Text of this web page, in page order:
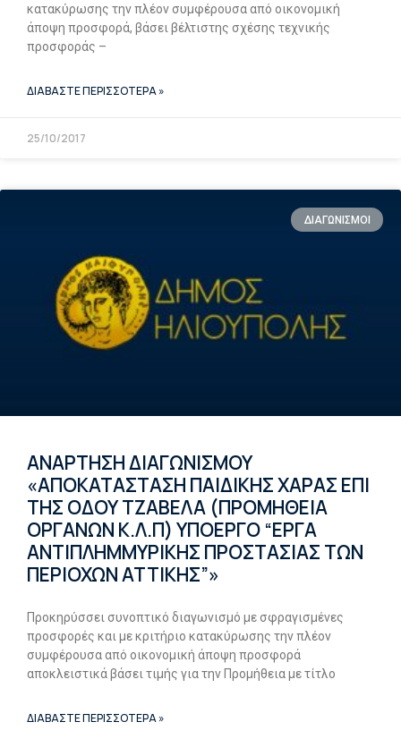
κατακύρωσης την πλέον συμφέρουσα από οικονομική
άποψη προσφορά, βάσει βέλτιστης σχέσης τεχνικής
προσφοράς –
ΔΙΑΒΑΣΤΕ ΠΕΡΙΣΣΟΤΕΡΑ »
25/10/2017
ΔΙΑΓΩΝΙΣΜΟΙ
ΑΝΑΡΤΗΣΗ ΔΙΑΓΩΝΙΣΜΟΥ
«ΑΠΟΚΑΤΑΣΤΑΣΗ ΠΑΙΔΙΚΗΣ ΧΑΡΑΣ ΕΠΙ
ΤΗΣ ΟΔΟΥ ΤΖΑΒΕΛΑ (ΠΡΟΜΗΘΕΙΑ
ΟΡΓΑΝΩΝ Κ.Λ.Π) ΥΠΟΕΡΓΟ “ΕΡΓΑ
ΑΝΤΙΠΛΗΜΜΥΡΙΚΗΣ ΠΡΟΣΤΑΣΙΑΣ ΤΩΝ
ΠΕΡΙΟΧΩΝ ΑΤΤΙΚΗΣ”»
Προκηρύσσει συνοπτικό διαγωνισμό με σφραγισμένες
προσφορές και με κριτήριο κατακύρωσης την πλέον
συμφέρουσα από οικονομική άποψη προσφορά
αποκλειστικά βάσει τιμής για την Προμήθεια με τίτλο
ΔΙΑΒΑΣΤΕ ΠΕΡΙΣΣΟΤΕΡΑ »